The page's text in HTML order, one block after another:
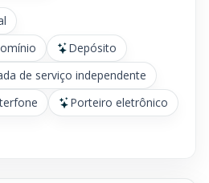
Depósito
de serviço independente
Porteiro eletrônico